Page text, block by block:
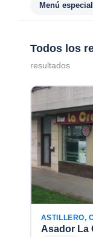
Menú especial
Todos los
resultados
ASTILLERO,
Asador La